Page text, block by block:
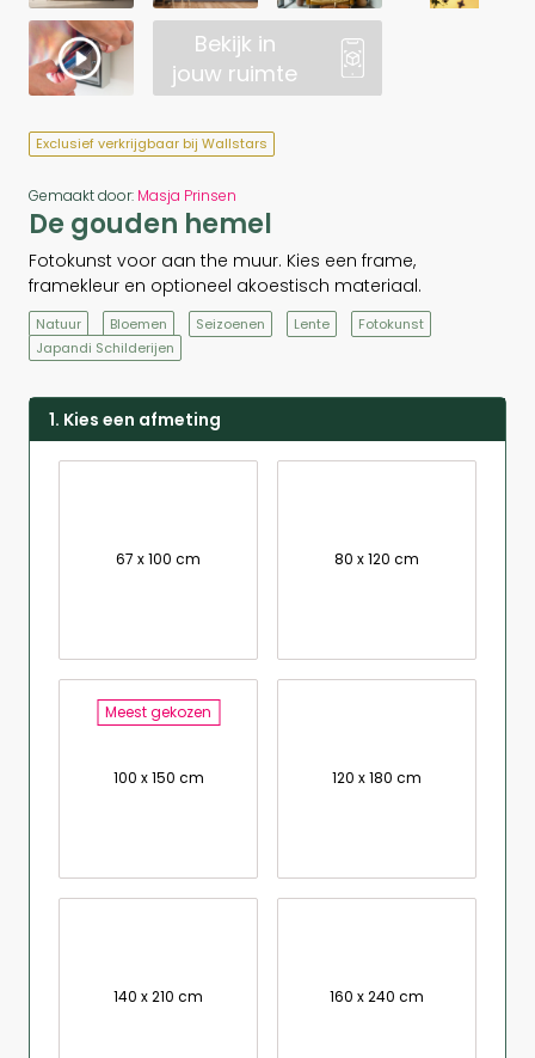
Bekijk in
jouw ruimte
Exclusief verkrijgbaar bij Wallstars
Gemaakt door: Masja Prinsen
De gouden hemel
Fotokunst voor aan the muur. Kies een frame,
framekleur en optioneel akoestisch materiaal.
Natuur Bloemen Seizoenen Lente
Fotokunst
Japandi Schilderijen
1. Kies een afmeting
67 x 100 cm 80 x 120 cm
Meest gekozen
100 x 150 cm 120 x 180 cm
140 x 210 cm 160 x 240 cm